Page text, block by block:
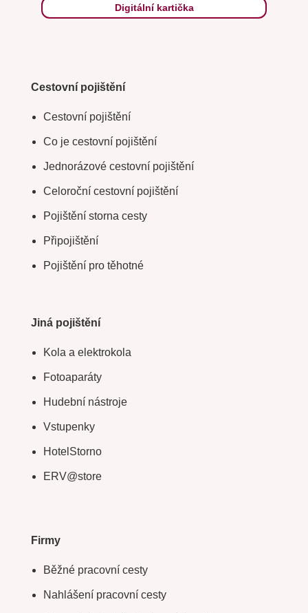
Digitální kartička
Cestovní pojištění
Cestovní pojištění
Co je cestovní pojištění
Jednorázové cestovní pojištění
Celoroční cestovní pojištění
Pojištění storna cesty
Připojištění
Pojištění pro těhotné
Jiná pojištění
Kola a elektrokola
Fotoaparáty
Hudební nástroje
Vstupenky
HotelStorno
ERV@store
Firmy
Běžné pracovní cesty
Nahlášení pracovní cesty